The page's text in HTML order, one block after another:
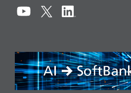
コンプライアンス
リスクマネジメント
税務に対する取り組み
採用情報